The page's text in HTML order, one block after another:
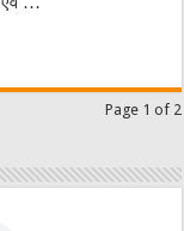
Page 1 of 2